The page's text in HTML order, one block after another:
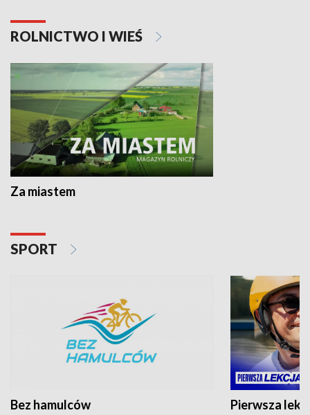
ROLNICTWO I WIEŚ
Za miastem
SPORT
Bez hamulców Pierwsza